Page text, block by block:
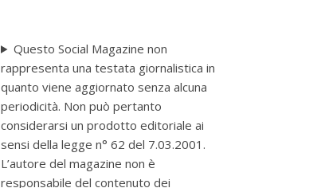
Questo Social Magazine non
rappresenta una testata giornalistica in
quanto viene aggiornato senza alcuna
periodicità. Non può pertanto
considerarsi un prodotto editoriale ai
sensi della legge n° 62 del 7.03.2001.
L’autore del magazine non è
responsabile del contenuto dei